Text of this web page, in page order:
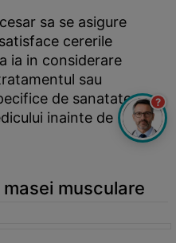
sa se asigure
cererile
ia in considerare
sau
de sanatate,
inainte de
musculare
?